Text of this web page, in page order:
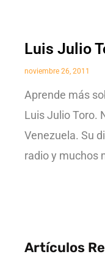
Luis Julio
noviembre 26, 2011
Aprende más
Luis Julio Toro.
Venezuela. Su
radio y muchos
Artículos